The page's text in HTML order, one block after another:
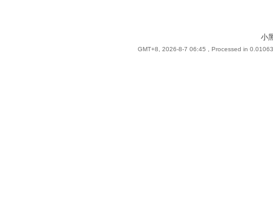
小
GMT+8, 2026-8-7 06:45 , Processed in